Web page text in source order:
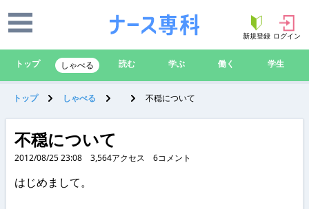
新規登録 ログイン
トップ しゃべる 読む 学ぶ 働く 学生
トップ しゃべる 不穏について
不穏について
2012/08/25 23:08 3,564アクセス 6コメント
はじめまして。